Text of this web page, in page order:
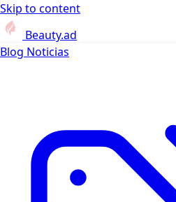
Skip to content
Beauty.ad
Blog Noticias